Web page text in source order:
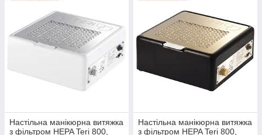
Настільна манікюрна витяжка
з фільтром HEPA Teri 800,
Настільна манікюрна витяжка
з фільтром HEPA Teri 800,